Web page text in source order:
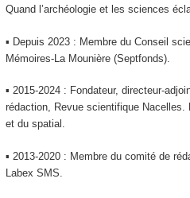
Quand l’archéologie et les sciences
▪ Depuis 2023 : Membre du Conseil
Mémoires-La Mounière (Septfonds).
▪ 2015-2024 : Fondateur, directeur-
rédaction, Revue scientifique Nacelles.
et du spatial.
▪ 2013-2020 : Membre du comité de
Labex SMS.